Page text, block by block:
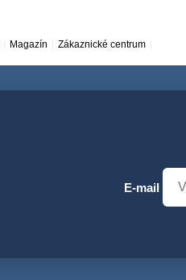
Magazín Zákaznické centrum
E-mail